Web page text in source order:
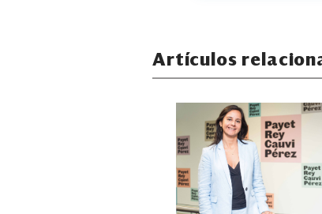
Artículos